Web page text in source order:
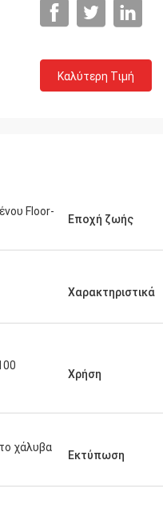
Καλύτερη Τιμή
Floor-
Εποχή ζωής
Χαρακτηριστικά
Χρήση
χάλυβα
Εκτύπωση